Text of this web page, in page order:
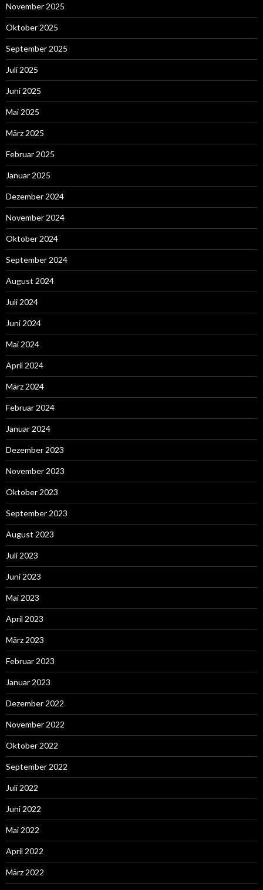
November 2025
Oktober 2025
September 2025
Juli 2025
Juni 2025
Mai 2025
März 2025
Februar 2025
Januar 2025
Dezember 2024
November 2024
Oktober 2024
September 2024
August 2024
Juli 2024
Juni 2024
Mai 2024
April 2024
März 2024
Februar 2024
Januar 2024
Dezember 2023
November 2023
Oktober 2023
September 2023
August 2023
Juli 2023
Juni 2023
Mai 2023
April 2023
März 2023
Februar 2023
Januar 2023
Dezember 2022
November 2022
Oktober 2022
September 2022
Juli 2022
Juni 2022
Mai 2022
April 2022
März 2022